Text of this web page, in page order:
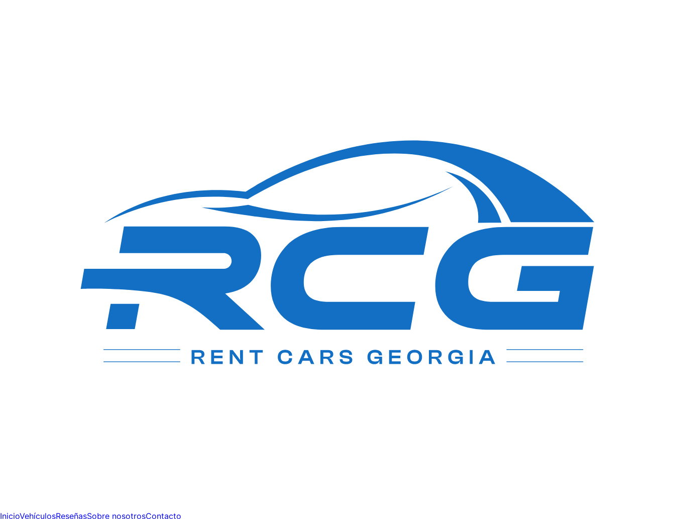
InicioVehículosReseñasSobre nosotrosContacto